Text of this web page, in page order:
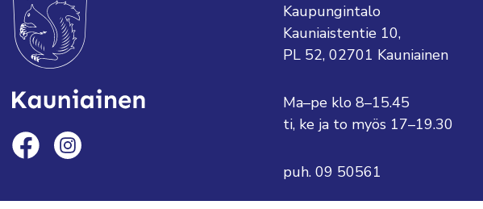
Kaupungintalo
Kauniaistentie 10,
PL 52, 02701 Kauniainen
Ma–pe klo 8–15.45
ti, ke ja to myös 17–19.30
puh. 09 50561